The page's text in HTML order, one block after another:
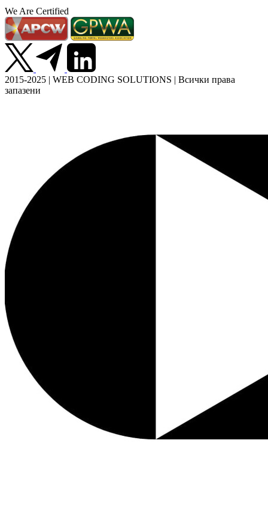
We Are Certified
2015-2025 | WEB CODING SOLUTIONS | Всички права
запазени